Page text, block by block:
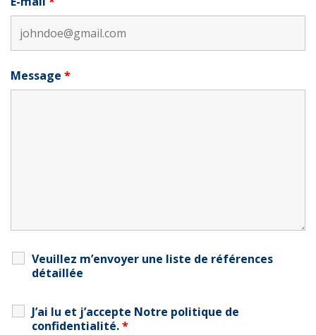
Message *
Veuillez m’envoyer une liste de références
détaillée
J’ai lu et j’accepte Notre politique de
confidentialité.*